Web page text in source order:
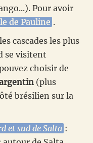
Pour avoir
de Pauline .
cascades les plus
se visitent
choisir de
(plus
brésilien sur la
et sud de Salta :